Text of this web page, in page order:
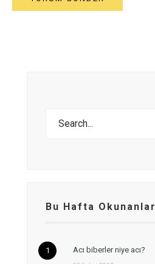
Bu Hafta Okunanlar
Acı biberler niye acı?